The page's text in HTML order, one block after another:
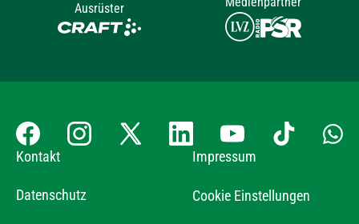
Ausrüster
Kontakt Impressum
Datenschutz Cookie Einstellungen